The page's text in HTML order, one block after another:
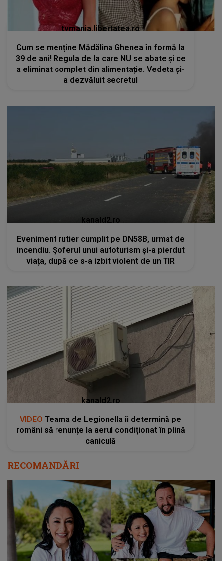
tvmania.libertatea.ro
Cum se menține Mădălina Ghenea în formă la
39 de ani! Regula de la care NU se abate și ce
a eliminat complet din alimentație. Vedeta și-
a dezvăluit secretul
kanald2.ro
Eveniment rutier cumplit pe DN58B, urmat de
incendiu. Șoferul unui autoturism și-a pierdut
viața, după ce s-a izbit violent de un TIR
kanald2.ro
VIDEO Teama de Legionella îi determină pe
români să renunțe la aerul condiționat în plină
caniculă
RECOMANDĂRI